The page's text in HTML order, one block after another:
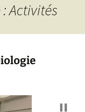
Activités